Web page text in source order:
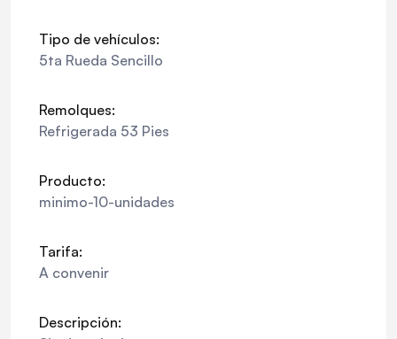
Tipo de vehículos:
5ta Rueda Sencillo
Remolques:
Refrigerada 53 Pies
Producto:
minimo-10-unidades
Tarifa:
A convenir
Descripción: